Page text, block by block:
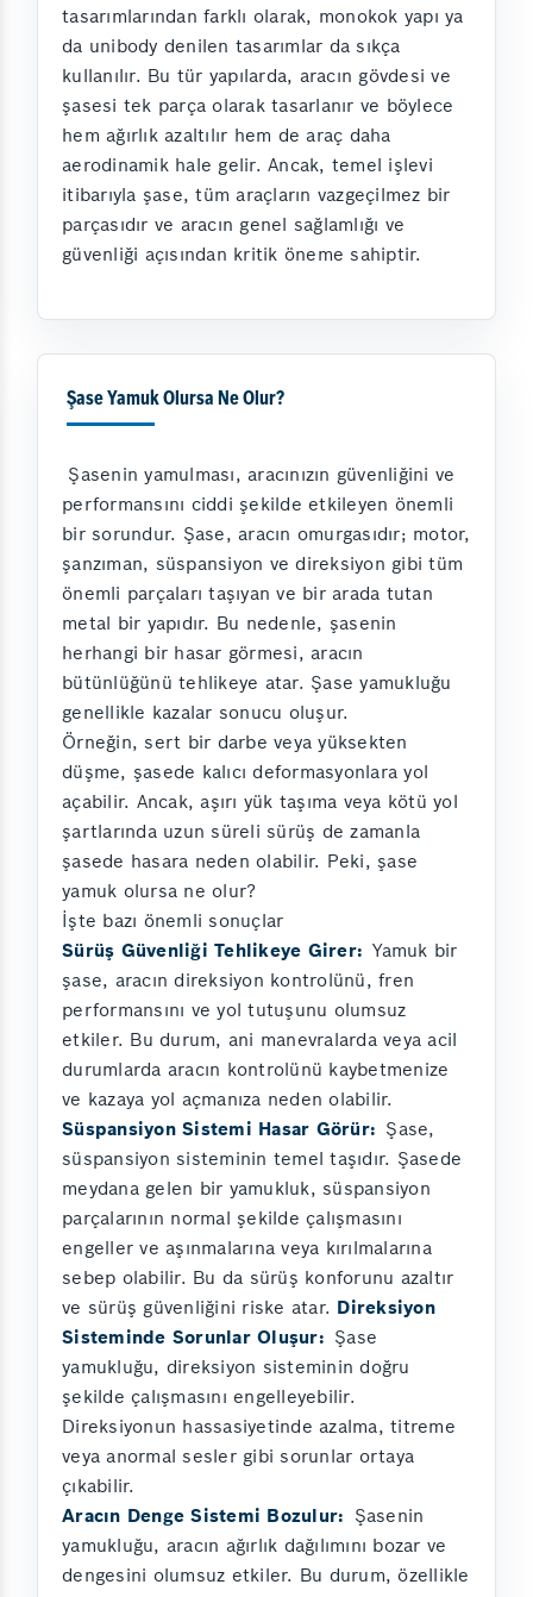
tasarımlarından farklı olarak, monokok yapı ya
da unibody denilen tasarımlar da sıkça
kullanılır. Bu tür yapılarda, aracın gövdesi ve
şasesi tek parça olarak tasarlanır ve böylece
hem ağırlık azaltılır hem de araç daha
aerodinamik hale gelir. Ancak, temel işlevi
itibarıyla şase, tüm araçların vazgeçilmez bir
parçasıdır ve aracın genel sağlamlığı ve
güvenliği açısından kritik öneme sahiptir.
Şase Yamuk Olursa Ne Olur?
Şasenin yamulması, aracınızın güvenliğini ve
performansını ciddi şekilde etkileyen önemli
bir sorundur. Şase, aracın omurgasıdır; motor,
şanzıman, süspansiyon ve direksiyon gibi tüm
önemli parçaları taşıyan ve bir arada tutan
metal bir yapıdır. Bu nedenle, şasenin
herhangi bir hasar görmesi, aracın
bütünlüğünü tehlikeye atar. Şase yamukluğu
genellikle kazalar sonucu oluşur.
Örneğin, sert bir darbe veya yüksekten
düşme, şasede kalıcı deformasyonlara yol
açabilir. Ancak, aşırı yük taşıma veya kötü yol
şartlarında uzun süreli sürüş de zamanla
şasede hasara neden olabilir. Peki, şase
yamuk olursa ne olur?
İşte bazı önemli sonuçlar
Sürüş Güvenliği Tehlikeye Girer: Yamuk bir
şase, aracın direksiyon kontrolünü, fren
performansını ve yol tutuşunu olumsuz
etkiler. Bu durum, ani manevralarda veya acil
durumlarda aracın kontrolünü kaybetmenize
ve kazaya yol açmanıza neden olabilir.
Süspansiyon Sistemi Hasar Görür: Şase,
süspansiyon sisteminin temel taşıdır. Şasede
meydana gelen bir yamukluk, süspansiyon
parçalarının normal şekilde çalışmasını
engeller ve aşınmalarına veya kırılmalarına
sebep olabilir. Bu da sürüş konforunu azaltır
ve sürüş güvenliğini riske atar. Direksiyon
Sisteminde Sorunlar Oluşur: Şase
yamukluğu, direksiyon sisteminin doğru
şekilde çalışmasını engelleyebilir.
Direksiyonun hassasiyetinde azalma, titreme
veya anormal sesler gibi sorunlar ortaya
çıkabilir.
Aracın Denge Sistemi Bozulur: Şasenin
yamukluğu, aracın ağırlık dağılımını bozar ve
dengesini olumsuz etkiler. Bu durum, özellikle